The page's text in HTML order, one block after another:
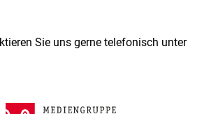
Sie uns gerne telefonisch unter